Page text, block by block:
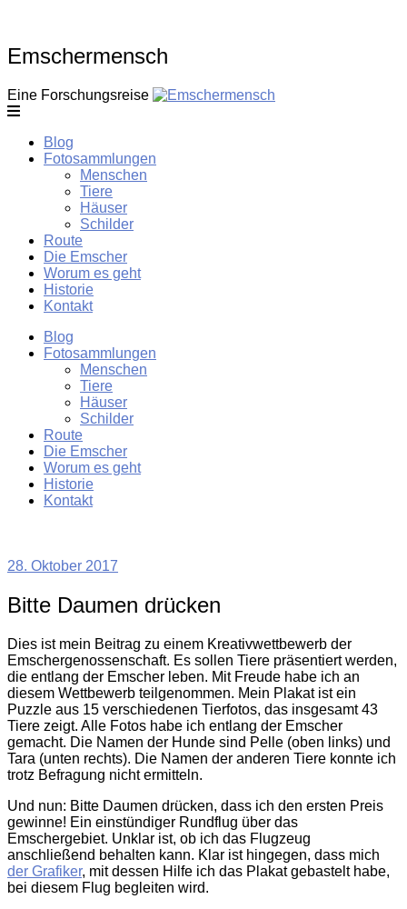
content
Emschermensch
Eine Forschungsreise
Blog
Fotosammlungen
Menschen
Tiere
Häuser
Schilder
Route
Die Emscher
Worum es geht
Historie
Kontakt
Blog
Fotosammlungen
Menschen
Tiere
Häuser
Schilder
Route
Die Emscher
Worum es geht
Historie
Kontakt
28. Oktober 2017
Bitte Daumen drücken
Dies ist mein Beitrag zu einem Kreativwettbewerb der
Emschergenossenschaft. Es sollen Tiere präsentiert werden,
die entlang der Emscher leben. Mit Freude habe ich an
diesem Wettbewerb teilgenommen. Mein Plakat ist ein
Puzzle aus 15 verschiedenen Tierfotos, das insgesamt 43
Tiere zeigt. Alle Fotos habe ich entlang der Emscher
gemacht. Die Namen der Hunde sind Pelle (oben links) und
Tara (unten rechts). Die Namen der anderen Tiere konnte ich
trotz Befragung nicht ermitteln.
Und nun: Bitte Daumen drücken, dass ich den ersten Preis
gewinne! Ein einstündiger Rundflug über das
Emschergebiet. Unklar ist, ob ich das Flugzeug
anschließend behalten kann. Klar ist hingegen, dass mich
der Grafiker, mit dessen Hilfe ich das Plakat gebastelt habe,
bei diesem Flug begleiten wird.